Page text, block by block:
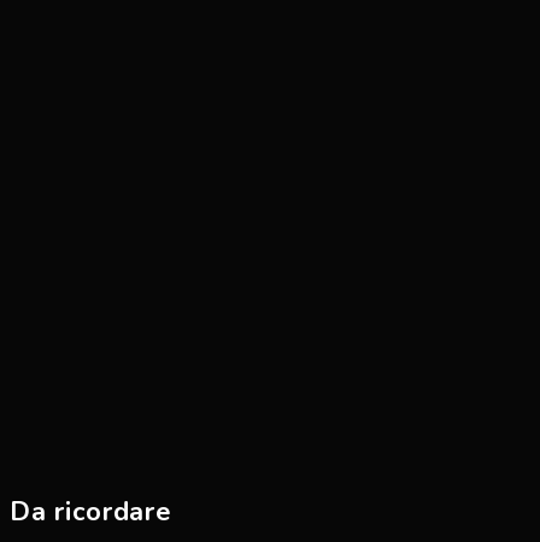
Da ricordare